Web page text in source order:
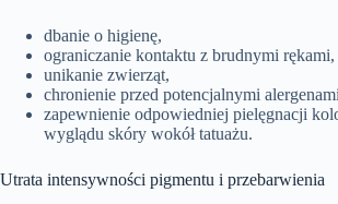
dbanie o higienę,
ograniczanie kontaktu z brudnymi rękami,
unikanie zwierząt,
chronienie przed potencjalnymi
zapewnienie odpowiedniej pielęgnacji
wyglądu skóry wokół tatuażu.
Utrata intensywności pigmentu i przebarwienia